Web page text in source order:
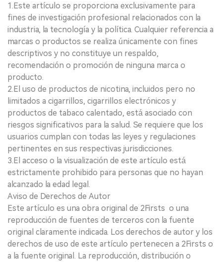
1.Este artículo se proporciona exclusivamente para
fines de investigación profesional relacionados con la
industria, la tecnología y la política. Cualquier referencia a
marcas o productos se realiza únicamente con fines
descriptivos y no constituye un respaldo,
recomendación o promoción de ninguna marca o
producto.
2.El uso de productos de nicotina, incluidos pero no
limitados a cigarrillos, cigarrillos electrónicos y
productos de tabaco calentado, está asociado con
riesgos significativos para la salud. Se requiere que los
usuarios cumplan con todas las leyes y regulaciones
pertinentes en sus respectivas jurisdicciones.
3.El acceso o la visualización de este artículo está
estrictamente prohibido para personas que no hayan
alcanzado la edad legal.
Aviso de Derechos de Autor
Este artículo es una obra original de 2Firsts o una
reproducción de fuentes de terceros con la fuente
original claramente indicada. Los derechos de autor y los
derechos de uso de este artículo pertenecen a 2Firsts o
a la fuente original. La reproducción, distribución o